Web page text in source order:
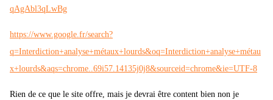
qAgAbl3qLwBg
https://www.google.fr/search?
q=Interdiction+analyse+métaux+lourds&oq=Interdiction+analyse+métau
x+lourds&aqs=chrome..69i57.14135j0j8&sourceid=chrome&ie=UTF-8
Rien de ce que le site offre, mais je devrai être content bien non je